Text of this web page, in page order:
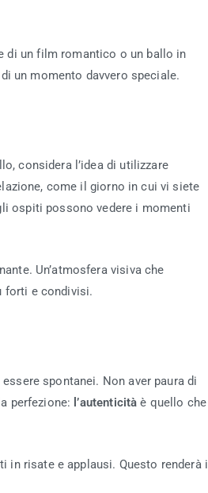
di un film romantico o un ballo in
un momento davvero speciale.
considera l’idea di utilizzare
come il giorno in cui vi siete
ospiti possono vedere i momenti
Un’atmosfera visiva che
forti e condivisi.
spontanei. Non aver paura di
perfezione: l’autenticità è quello che
risate e applausi. Questo renderà il